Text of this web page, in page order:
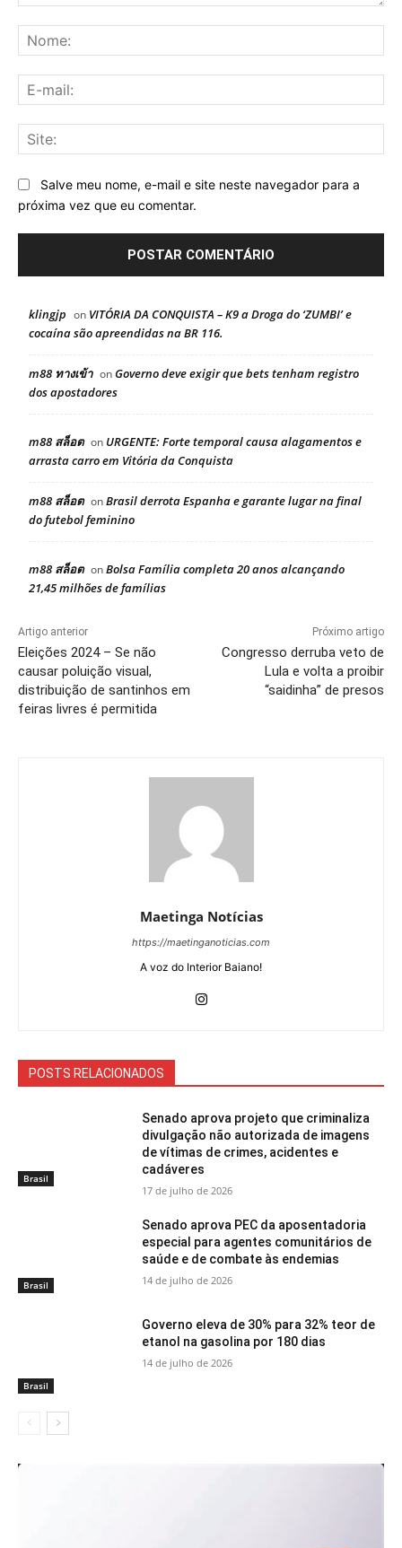
Salve meu nome, e-mail e site neste navegador para a
próxima vez que eu comentar.
klingjp on VITÓRIA DA CONQUISTA – K9 a Droga do ‘ZUMBI’ e
cocaína são apreendidas na BR 116.
m88 ทางเข้า onGoverno deve exigir que bets tenham registro
dos apostadores
m88 สล็อต on URGENTE: Forte temporal causa alagamentos e
arrasta carro em Vitória da Conquista
m88 สล็อต onBrasil derrota Espanha e garante lugar na final
do futebol feminino
m88 สล็อต onBolsa Família completa 20 anos alcançando
21,45 milhões de famílias
Artigo anterior
Eleições 2024 – Se não
causar poluição visual,
distribuição de santinhos em
feiras livres é permitida
Próximo artigo
Congresso derruba veto de
Lula e volta a proibir
“saidinha” de presos
Maetinga Notícias
https://maetinganoticias.com
A voz do Interior Baiano!
POSTS RELACIONADOS
Brasil
Senado aprova projeto que criminaliza
divulgação não autorizada de imagens
de vítimas de crimes, acidentes e
cadáveres
17 de julho de 2026
Brasil
Senado aprova PEC da aposentadoria
especial para agentes comunitários de
saúde e de combate às endemias
14 de julho de 2026
Brasil
Governo eleva de 30% para 32% teor de
etanol na gasolina por 180 dias
14 de julho de 2026